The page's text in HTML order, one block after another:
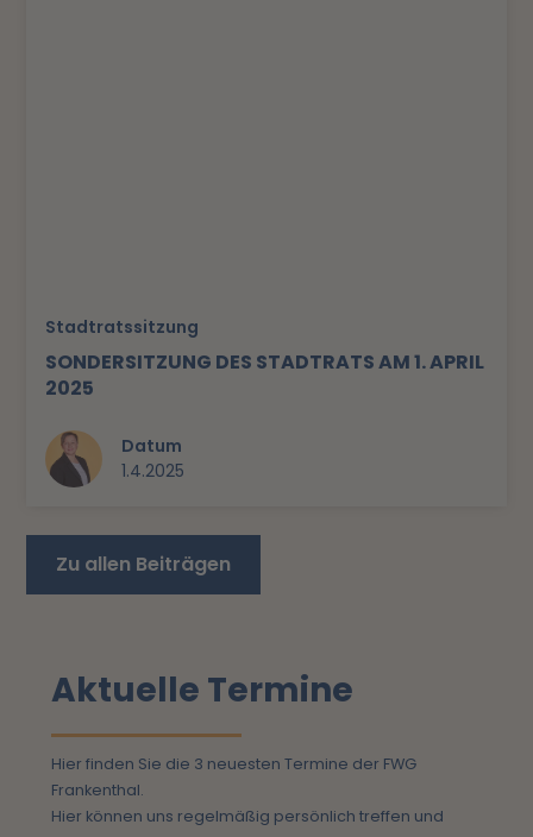
Stadtratssitzung
SONDERSITZUNG DES STADTRATS AM 1. APRIL
2025
Datum
1.4.2025
Zu allen Beiträgen
Aktuelle Termine
Hier finden Sie die 3 neuesten Termine der FWG
Frankenthal.
Hier können uns regelmäßig persönlich treffen und